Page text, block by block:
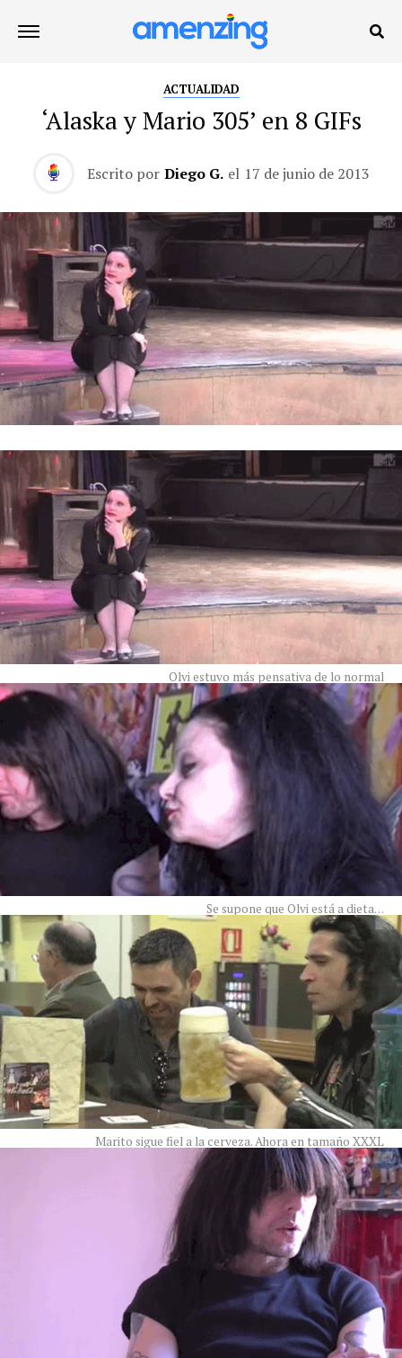
ACTUALIDAD
‘Alaska y Mario 305’ en 8 GIFs
Escrito por Diego G. el 17 de junio de 2013
Olvi estuvo más pensativa de lo normal
Se supone que Olvi está a dieta…
Marito sigue fiel a la cerveza. Ahora en tamaño XXXL